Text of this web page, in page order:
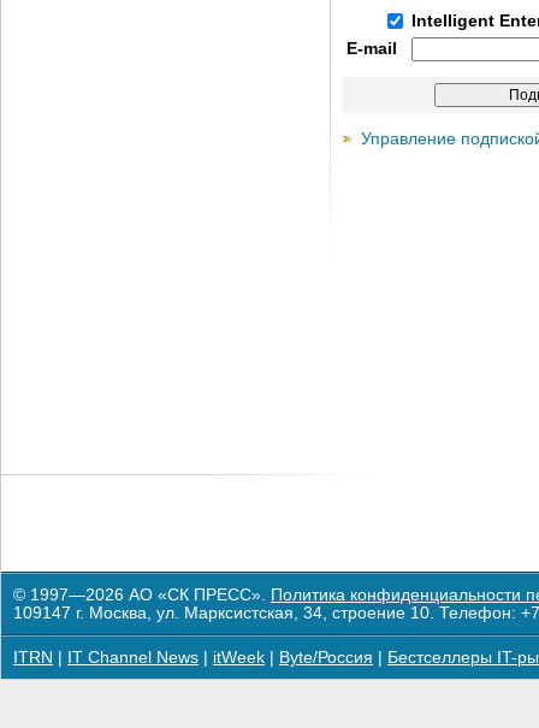
Intelligent
E-mail
Управление
© 1997—2026 АО «СК ПРЕСС». Политика конфиденциальности
109147 г. Москва, ул. Марксистская, 34, строение 10. Телефон:
ITRN IT Channel News itWeek Byte/Россия Бестселлеры IT-